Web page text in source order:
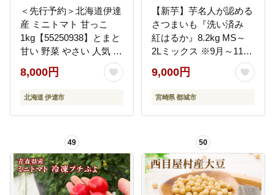
＜先行予約＞北海道伊達
産 ミニトマト 甘っこ
1kg【55250938】とまと
甘い 野菜 やさい 人気 新
鮮 産地直送 農家直送 先
行受付
8,000円
北海道 伊達市
【新芋】芋名人が認める
さつまいも『洗い済み
紅はるか』8.2kg MS～
2Lミックス ※9月～11月
頃順次発送〔LG-L701-
N〕
9,000円
宮崎県 都城市
49 50